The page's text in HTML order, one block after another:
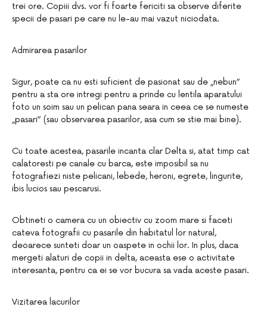
trei ore. Copiii dvs. vor fi foarte fericiti sa observe diferite
specii de pasari pe care nu le-au mai vazut niciodata.
Admirarea pasarilor
Sigur, poate ca nu esti suficient de pasionat sau de „nebun”
pentru a sta ore intregi pentru a prinde cu lentila aparatului
foto un soim sau un pelican pana seara in ceea ce se numeste
„pasari” (sau observarea pasarilor, asa cum se stie mai bine).
Cu toate acestea, pasarile incanta clar Delta si, atat timp cat
calatoresti pe canale cu barca, este imposibil sa nu
fotografiezi niste pelicani, lebede, heroni, egrete, lingurite,
ibis lucios sau pescarusi.
Obtineti o camera cu un obiectiv cu zoom mare si faceti
cateva fotografii cu pasarile din habitatul lor natural,
deoarece sunteti doar un oaspete in ochii lor. In plus, daca
mergeti alaturi de copii in delta, aceasta ese o activitate
interesanta, pentru ca ei se vor bucura sa vada aceste pasari.
Vizitarea lacurilor